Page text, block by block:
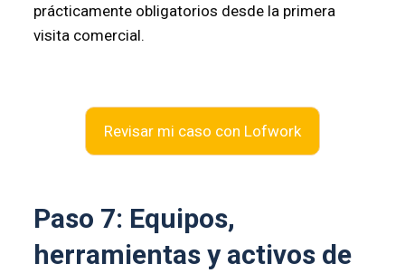
prácticamente obligatorios desde la primera
visita comercial.
Revisar mi caso con Lofwork
Paso 7: Equipos,
herramientas y activos de